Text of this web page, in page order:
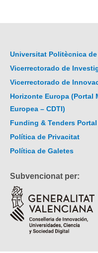
Universitat Politècnica de
Vicerrectorado de
Vicerrectorado de
Horizonte Europa (Portal
Europea – CDTI)
Funding & Tenders Portal
Política de Privacitat
Política de Galetes
Subvencionat per: